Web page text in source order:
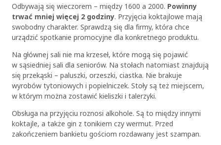
Odbywają się wieczorem – między 1600 a 2000. Powinny
trwać mniej więcej 2 godziny. Przyjęcia koktajlowe mają
swobodny charakter. Sprawdzą się dla firmy, która chce
urządzić spotkanie promocyjne dla konkretnego produktu.
Na głównej sali nie ma krzeseł, które mogą się pojawić
w sąsiedniej sali dla seniorów. Na stołach natomiast znajdują
się przekąski – paluszki, orzeszki, ciastka. Nie brakuje
wyrobów tytoniowych i popielniczek. Stoły są też miejscem,
w którym można zostawić kieliszki i talerzyki.
Obsługa na przyjęciu roznosi alkohole. Są to między innymi
koktajle, a także gin z tonikiem czy wermut. Przed
zakończeniem bankietu gościom rozdawany jest szampan.